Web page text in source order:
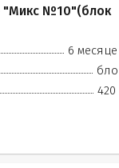
"Микс №10"(блок
6
420